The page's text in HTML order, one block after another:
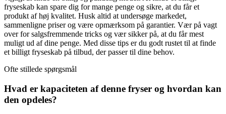
fryseskab kan spare dig for mange penge og sikre, at du får et
produkt af høj kvalitet. Husk altid at undersøge markedet,
sammenligne priser og være opmærksom på garantier. Vær på vagt
over for salgsfremmende tricks og vær sikker på, at du får mest
muligt ud af dine penge. Med disse tips er du godt rustet til at finde
et billigt fryseskab på tilbud, der passer til dine behov.
Ofte stillede spørgsmål
Hvad er kapaciteten af denne fryser og hvordan kan
den opdeles?